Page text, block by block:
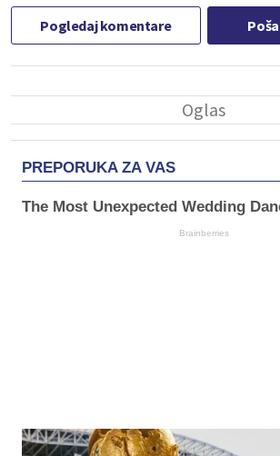
Pogledaj komentare
PREPORUKA ZA VAS
The Most Unexpected Wedding
Brainberries